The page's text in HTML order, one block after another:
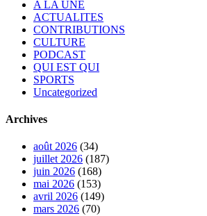
A LA UNE
ACTUALITES
CONTRIBUTIONS
CULTURE
PODCAST
QUI EST QUI
SPORTS
Uncategorized
Archives
août 2026 (34)
juillet 2026 (187)
juin 2026 (168)
mai 2026 (153)
avril 2026 (149)
mars 2026 (70)